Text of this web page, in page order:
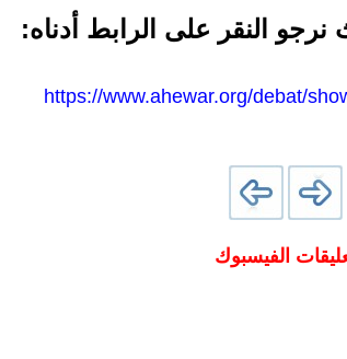
نرجو النقر على الرابط أدناه:
https://www.ahewar.org/debat/
الفيسبوك